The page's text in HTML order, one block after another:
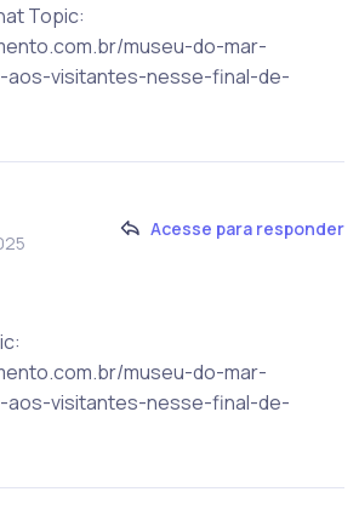
Topic:
museu-do-mar-
visitantes-nesse-final-de-
Acesse para responder
museu-do-mar-
visitantes-nesse-final-de-